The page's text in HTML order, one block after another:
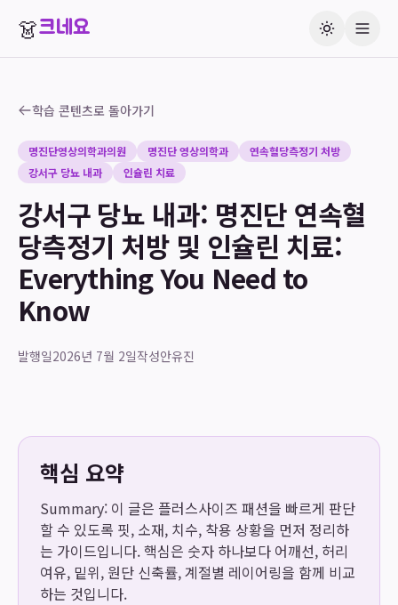
👗크네요
학습 콘텐츠로 돌아가기
명진단영상의학과의원 명진단 영상의학과
연속혈당측정기 처방
강서구 당뇨 내과
인슐린 치료
강서구 당뇨 내과: 명진단 연속혈
당측정기 처방 및 인슐린 치료:
Everything You Need to
Know
발행일2026년 7월 2일작성안유진
핵심 요약
Summary: 이 글은 플러스사이즈 패션을 빠르게 판단
할 수 있도록 핏, 소재, 치수, 착용 상황을 먼저 정리하
는 가이드입니다. 핵심은 숫자 하나보다 어깨선, 허리
여유, 밑위, 원단 신축률, 계절별 레이어링을 함께 비교
하는 것입니다.